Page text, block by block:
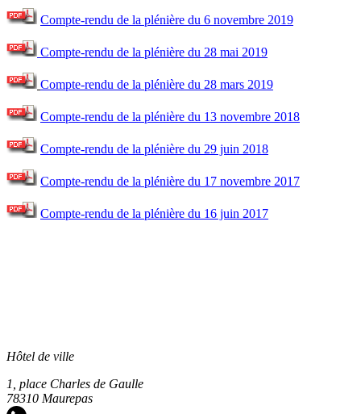
Compte-rendu de la plénière du 6 novembre 2019
Compte-rendu de la plénière du 28 mai 2019
Compte-rendu de la plénière du 28 mars 2019
Compte-rendu de la plénière du 13 novembre 2018
Compte-rendu de la plénière du 29 juin 2018
Compte-rendu de la plénière du 17 novembre 2017
Compte-rendu de la plénière du 16 juin 2017
Hôtel de ville
1, place Charles de Gaulle
78310 Maurepas